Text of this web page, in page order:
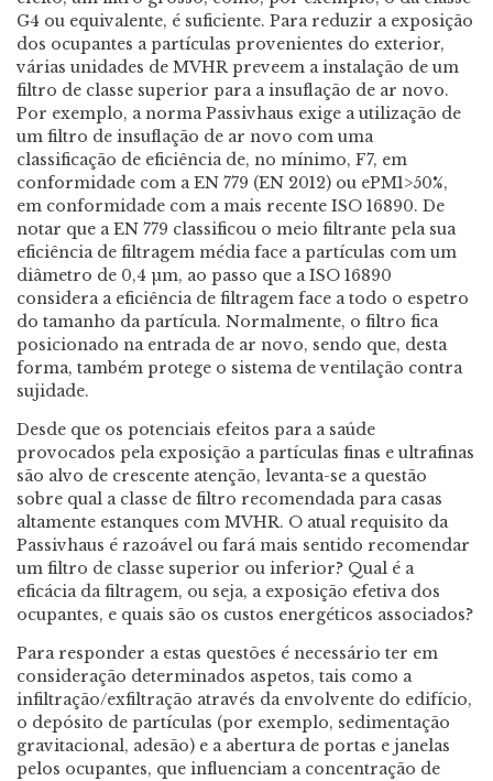
G4 ou equivalente, é suficiente. Para reduzir a exposição
dos ocupantes a partículas provenientes do exterior,
várias unidades de MVHR preveem a instalação de um
filtro de classe superior para a insuflação de ar novo.
Por exemplo, a norma Passivhaus exige a utilização de
um filtro de insuflação de ar novo com uma
classificação de eficiência de, no mínimo, F7, em
conformidade com a EN 779 (EN 2012) ou ePM1>50%,
em conformidade com a mais recente ISO 16890. De
notar que a EN 779 classificou o meio filtrante pela sua
eficiência de filtragem média face a partículas com um
diâmetro de 0,4 µm, ao passo que a ISO 16890
considera a eficiência de filtragem face a todo o espetro
do tamanho da partícula. Normalmente, o filtro fica
posicionado na entrada de ar novo, sendo que, desta
forma, também protege o sistema de ventilação contra
sujidade.
Desde que os potenciais efeitos para a saúde
provocados pela exposição a partículas finas e ultrafinas
são alvo de crescente atenção, levanta-se a questão
sobre qual a classe de filtro recomendada para casas
altamente estanques com MVHR. O atual requisito da
Passivhaus é razoável ou fará mais sentido recomendar
um filtro de classe superior ou inferior? Qual é a
eficácia da filtragem, ou seja, a exposição efetiva dos
ocupantes, e quais são os custos energéticos associados?
Para responder a estas questões é necessário ter em
consideração determinados aspetos, tais como a
infiltração/exfiltração através da envolvente do edifício,
o depósito de partículas (por exemplo, sedimentação
gravitacional, adesão) e a abertura de portas e janelas
pelos ocupantes, que influenciam a concentração de